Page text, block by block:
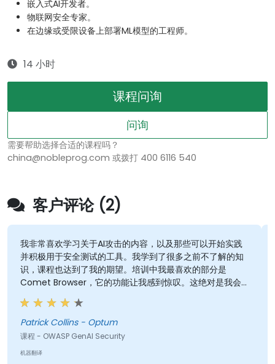
嵌入式AI开发者。
物联网安全专家。
在边缘或受限设备上部署ML模型的工程师。
14 小时
课程问询
问询
需要帮助选择合适的课程吗？
china@nobleprog.com 或拨打 400 6116 540
客户评论 (2)
我非常喜欢学习关于AI攻击的内容，以及那些可以开始实践
并积极用于安全测试的工具。我学到了很多之前不了解的知
识，课程也达到了我的期望。培训中我最喜欢的部分是
Comet Browser，它的功能让我感到惊叹。这绝对是我会
进一步研究的内容。总体来说，这是一门很棒的课程，我很
享受学习所有OWASP GenAI Top 10的内容。
Patrick Collins - Optum
课程 - OWASP GenAI Security
机器翻译